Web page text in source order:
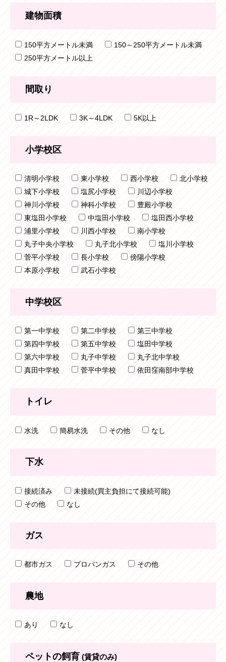
建物面積
150平方メートル未満
150～250平方メートル未満
250平方メートル以上
間取り
1R～2LDK 3K～4LDK 5K以上
小学校区
清明小学校 東小学校 西小学校
北小学校
城下小学校
塩尻小学校
川辺小学校
神川小学校
神科小学校
豊殿小学校
東塩田小学校
中塩田小学校
塩田西小学校
浦里小学校
川西小学校
南小学校
丸子中央小学校
丸子北小学校
塩川小学校
菅平小学校
長小学校
傍陽小学校
本原小学校
武石小学校
中学校区
第一中学校 第二中学校
第三中学校
第四中学校
第五中学校
塩田中学校
第六中学校
丸子中学校
丸子北中学校
真田中学校
菅平中学校 依田窪南部中学校
トイレ
水洗 簡易水洗 その他 なし
下水
接続済み
未接続(買主負担にて接続可能)
その他
なし
ガス
都市ガス プロパンガス その他
農地
あり なし
ペットの飼育 (賃貸のみ)